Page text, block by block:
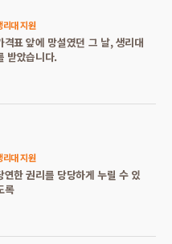
리대 지원
격표 앞에 망설였던 그 날, 생리대
받았습니다.
리대 지원
연한 권리를 당당하게 누릴 수 있
록